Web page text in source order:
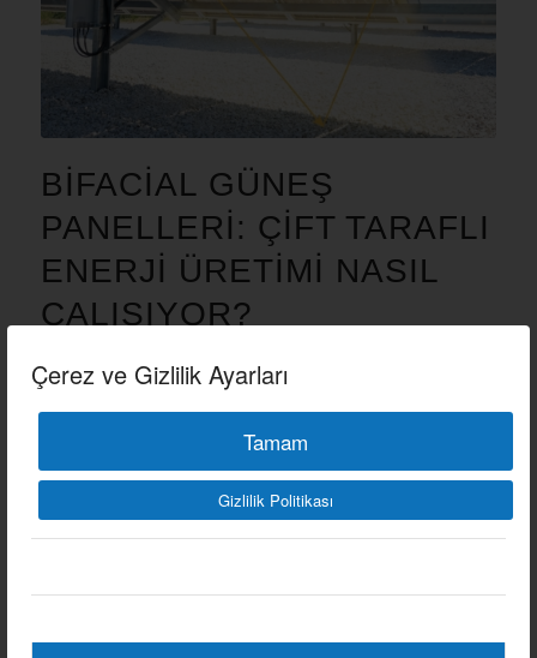
Çerez ve Gizlilik Ayarları
Tamam
Gizlilik Politikası
BIFACIAL GÜNEŞ
PANELLERI: ÇIFT TARAFLI
ENERJI ÜRETIMI NASIL
ÇALIŞIYOR?
BIFACIAL GÜNEŞ PANELLERİ NEDİR? BIFACIAL GÜNEŞ
PANELLERİ, adından da anlaşılacağı gibi, hem ön
üreten güneş panelleridir. Geleneksel güneş panelleri
yalnızca ön yüzeylerinden…